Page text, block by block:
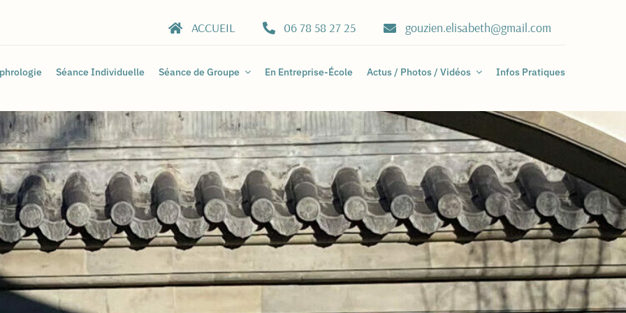
ACCUEIL 06 78 58 27 25 gouzien.elisabeth@gmail.com
Séance Individuelle Séance de Groupe En Entreprise-École Actus / Photos / Vidéos Infos Pratiques